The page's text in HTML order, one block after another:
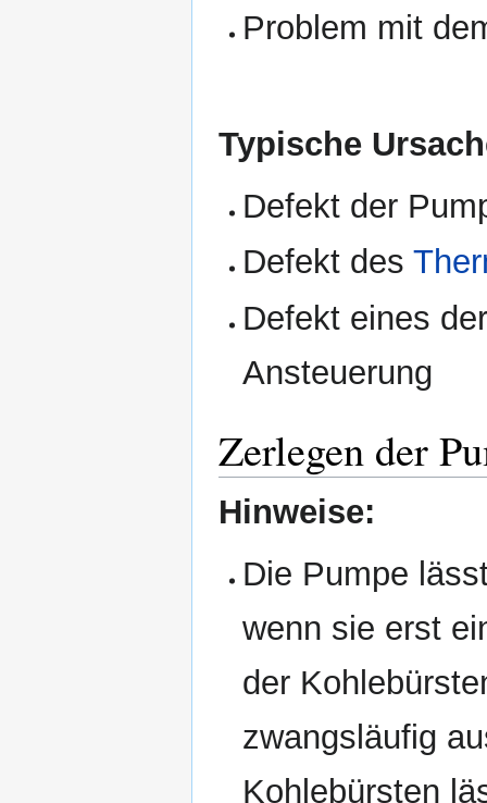
Problem mit
Typische
Defekt der
Defekt des
Defekt eines
Ansteuerung
Zerlegen der
Hinweise:
Die Pumpe
wenn sie erst
der
zwangsläufig
Kohlebürsten